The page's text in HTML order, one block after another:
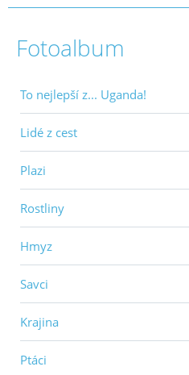
Fotoalbum
To nejlepší z... Uganda!
Lidé z cest
Plazi
Rostliny
Hmyz
Savci
Krajina
Ptáci